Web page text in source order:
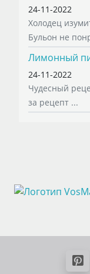
24-11-2022
Холодец
Бульон не
Лимонный
24-11-2022
Чудесный
за рецепт ...